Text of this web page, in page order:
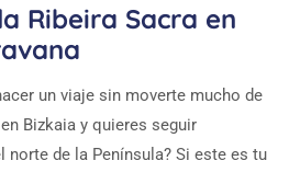
Ribeira Sacra en
un viaje sin moverte mucho de
Bizkaia y quieres seguir
norte de la Península? Si este es tu